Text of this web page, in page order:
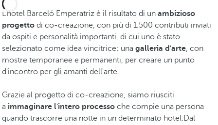
L'hotel Barceló Emperatriz è il risultato di un ambizioso
progetto di co-creazione, con più di 1.500 contributi inviati
da ospiti e personalità importanti, di cui uno è stato
selezionato come idea vincitrice: una galleria d'arte, con
mostre temporanee e permanenti, per creare un punto
d'incontro per gli amanti dell'arte.
Grazie al progetto di co-creazione, siamo riusciti
a immaginare l'intero processo che compie una persona
quando trascorre una notte in un determinato hotel.Dal